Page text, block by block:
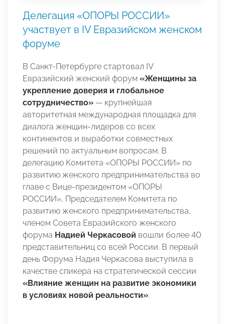
Делегация «ОПОРЫ РОССИИ»
участвует в IV Евразийском женском
форуме
В Санкт-Петербурге стартовал IV
Евразийский женский форум «Женщины за
укрепление доверия и глобальное
сотрудничество» — крупнейшая
авторитетная международная площадка для
диалога женщин-лидеров со всех
континентов и выработки совместных
решений по актуальным вопросам. В
делегацию Комитета «ОПОРЫ РОССИИ» по
развитию женского предпринимательства во
главе с Вице-президентом «ОПОРЫ
РОССИИ», Председателем Комитета по
развитию женского предпринимательства,
членом Совета Евразийского женского
форума Надией Черкасовой вошли более 40
представительниц со всей России. В первый
день Форума Надия Черкасова выступила в
качестве спикера на стратегической сессии
«Влияние женщин на развитие экономики
в условиях новой реальности».